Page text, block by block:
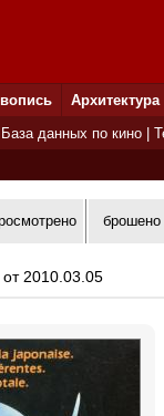
Архитектура
База данных по кино
брошено
от 2010.03.05